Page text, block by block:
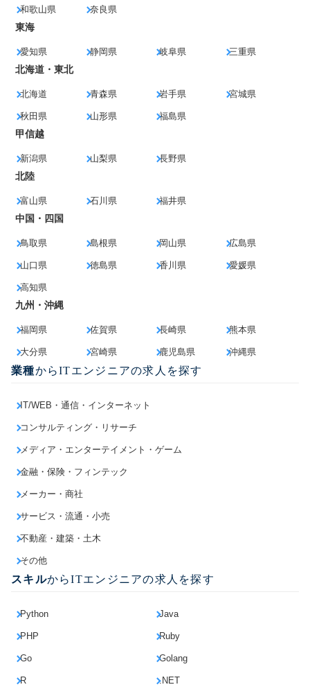
和歌山県 奈良県
東海
愛知県 静岡県 岐阜県 三重県
北海道・東北
北海道 青森県 岩手県 宮城県
秋田県 山形県 福島県
甲信越
新潟県 山梨県 長野県
北陸
富山県 石川県 福井県
中国・四国
鳥取県 島根県 岡山県 広島県
山口県 徳島県 香川県 愛媛県
高知県
九州・沖縄
福岡県 佐賀県 長崎県 熊本県
大分県 宮崎県 鹿児島県 沖縄県
業種からITエンジニアの求人を探す
IT/WEB・通信・インターネット
コンサルティング・リサーチ
メディア・エンターテイメント・ゲーム
金融・保険・フィンテック
メーカー・商社
サービス・流通・小売
不動産・建築・土木
その他
スキルからITエンジニアの求人を探す
Python Java
PHP Ruby
Go Golang
R .NET